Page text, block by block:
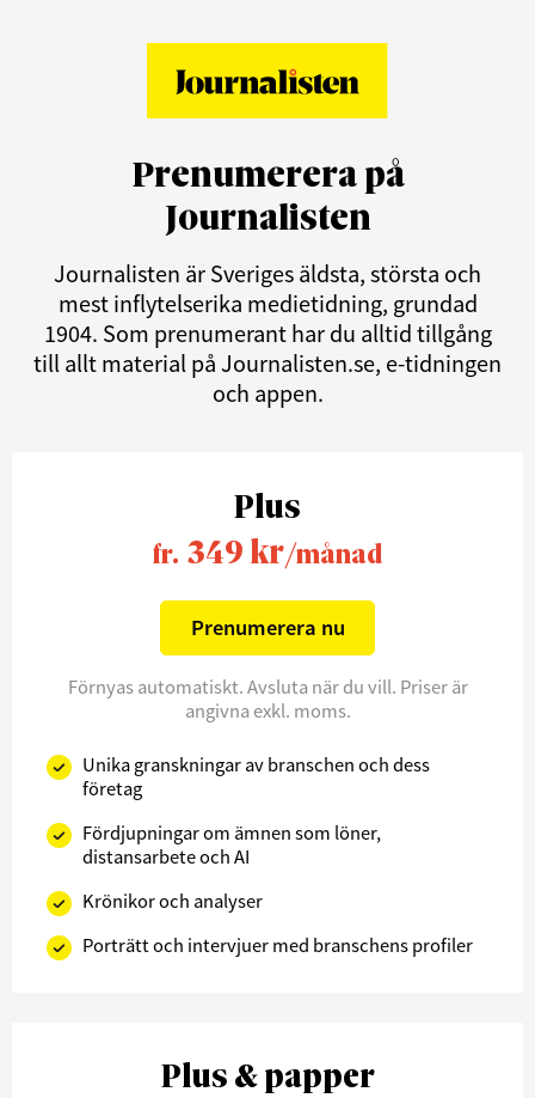
Prenumerera på
Journalisten
Journalisten är Sveriges äldsta, största och
mest inflytelserika medietidning, grundad
1904. Som prenumerant har du alltid tillgång
till allt material på Journalisten.se, e-tidningen
och appen.
Plus
fr. 349 kr/månad
Prenumerera nu
Förnyas automatiskt. Avsluta när du vill. Priser är
angivna exkl. moms.
Unika granskningar av branschen och dess
företag
Fördjupningar om ämnen som löner,
distansarbete och AI
Krönikor och analyser
Porträtt och intervjuer med branschens profiler
Plus & papper